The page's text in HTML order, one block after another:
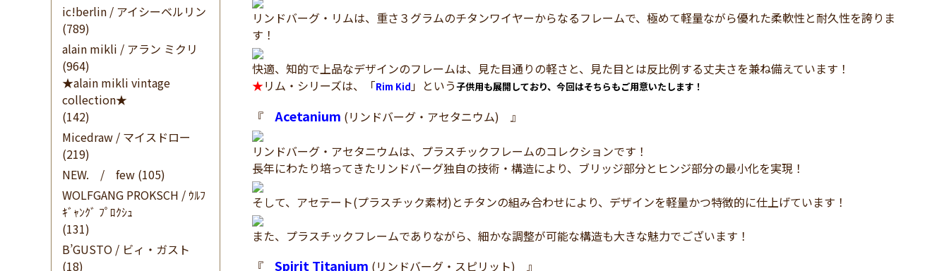
ic!berlin / アイシーベルリン
(789)
alain mikli / アラン ミクリ
(964)
★alain mikli vintage
collection★
(142)
Micedraw / マイスドロー
(219)
NEW. / few (105)
WOLFGANG PROKSCH / ｳﾙﾌ
ｷﾞｬﾝｸﾞ ﾌﾟﾛｸｼｭ
(131)
B’GUSTO / ビィ・ガスト
(18)
リンドバーグ・リムは、重さ３グラムのチタンワイヤーからなるフレームで、極めて軽量ながら優れた柔軟性と耐久性を誇りま
す！
快適、知的で上品なデザインのフレームは、見た目通りの軽さと、見た目とは反比例する丈夫さを兼ね備えています！
★リム・シリーズは、「Rim Kid」という子供用も展開しており、今回はそちらもご用意いたします！
『 Acetanium (リンドバーグ・アセタニウム) 』
リンドバーグ・アセタニウムは、プラスチックフレームのコレクションです！
長年にわたり培ってきたリンドバーグ独自の技術・構造により、ブリッジ部分とヒンジ部分の最小化を実現！
そして、アセテート(プラスチック素材)とチタンの組み合わせにより、デザインを軽量かつ特徴的に仕上げています！
また、プラスチックフレームでありながら、細かな調整が可能な構造も大きな魅力でございます！
『 Spirit Titanium (リンドバーグ・スピリット) 』